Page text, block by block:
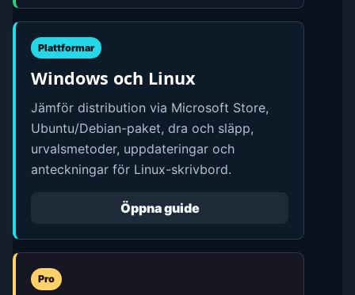
Plattformar
Windows och Linux
Jämför distribution via Microsoft Store,
Ubuntu/Debian-paket, dra och släpp,
urvalsmetoder, uppdateringar och
anteckningar för Linux-skrivbord.
Öppna guide
Pro